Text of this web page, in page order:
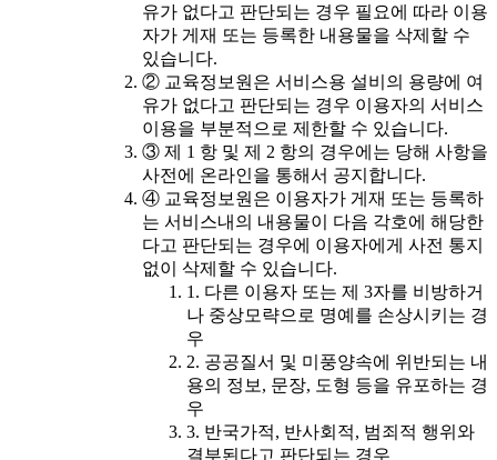
유가 없다고 판단되는 경우 필요에 따라 이용
자가 게재 또는 등록한 내용물을 삭제할 수
있습니다.
② 교육정보원은 서비스용 설비의 용량에 여
유가 없다고 판단되는 경우 이용자의 서비스
이용을 부분적으로 제한할 수 있습니다.
③ 제 1 항 및 제 2 항의 경우에는 당해 사항을
사전에 온라인을 통해서 공지합니다.
④ 교육정보원은 이용자가 게재 또는 등록하
는 서비스내의 내용물이 다음 각호에 해당한
다고 판단되는 경우에 이용자에게 사전 통지
없이 삭제할 수 있습니다.
1. 다른 이용자 또는 제 3자를 비방하거
나 중상모략으로 명예를 손상시키는 경
우
2. 공공질서 및 미풍양속에 위반되는 내
용의 정보, 문장, 도형 등을 유포하는 경
우
3. 반국가적, 반사회적, 범죄적 행위와
결부된다고 판단되는 경우